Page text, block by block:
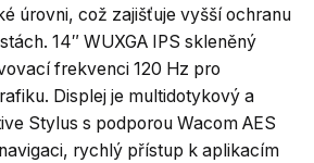
úrovni, což zajišťuje vyšší ochranu
14″ WUXGA IPS skleněný
frekvenci 120 Hz pro
Displej je multidotykový a
Stylus s podporou Wacom AES
rychlý přístup k aplikacím